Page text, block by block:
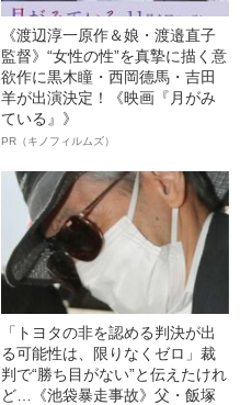
《渡辺淳一原作＆娘・渡邉直子
監督》“女性の性”を真摯に描く意
欲作に黒木瞳・西岡德馬・吉田
羊が出演決定！《映画『月がみ
ている』》
PR（キノフィルムズ）
「トヨタの非を認める判決が出
る可能性は、限りなくゼロ」裁
判で“勝ち目がない”と伝えたけれ
ど…《池袋暴走事故》父・飯塚